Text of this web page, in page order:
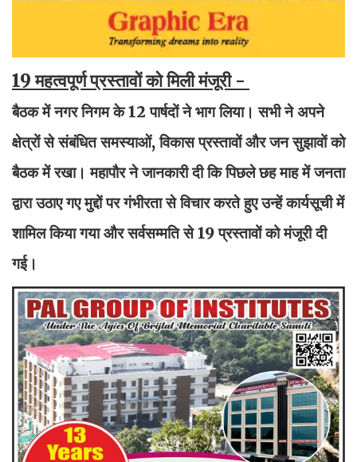
19 महत्वपूर्ण प्रस्तावों को मिली मंजूरी -
बैठक में नगर निगम के 12 पार्षदों ने भाग लिया। सभी ने अपने
क्षेत्रों से संबंधित समस्याओं, विकास प्रस्तावों और जन सुझावों को
बैठक में रखा। महापौर ने जानकारी दी कि पिछले छह माह में जनता
द्वारा उठाए गए मुद्दों पर गंभीरता से विचार करते हुए उन्हें कार्यसूची में
शामिल किया गया और सर्वसम्मति से 19 प्रस्तावों को मंजूरी दी
गई।